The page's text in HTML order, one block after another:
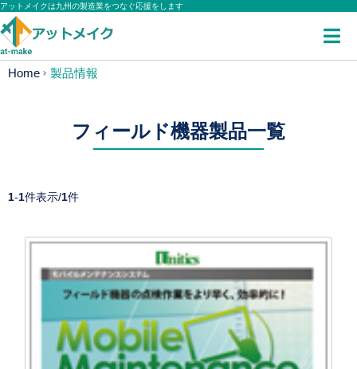
アットメイクは九州の製造業をつなぐ応援をします
Home 製品情報
フィールド機器製品一覧
1-1件表示/1件